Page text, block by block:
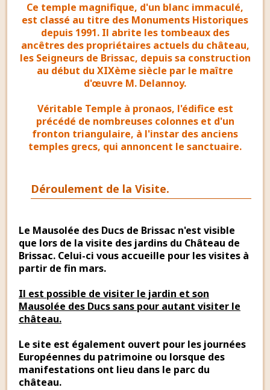
Ce temple magnifique, d'un blanc immaculé,
est classé au titre des Monuments Historiques
depuis 1991. Il abrite les tombeaux des
ancêtres des propriétaires actuels du château,
les Seigneurs de Brissac, depuis sa construction
au début du XIXème siècle par le maître
d'œuvre M. Delannoy.
Véritable Temple à pronaos, l'édifice est
précédé de nombreuses colonnes et d'un
fronton triangulaire, à l'instar des anciens
temples grecs, qui annoncent le sanctuaire.
Déroulement de la Visite.
Le Mausolée des Ducs de Brissac n'est visible
que lors de la visite des jardins du Château de
Brissac. Celui-ci vous accueille pour les visites à
partir de fin mars.
Il est possible de visiter le jardin et son
Mausolée des Ducs sans pour autant visiter le
château.
Le site est également ouvert pour les journées
Européennes du patrimoine ou lorsque des
manifestations ont lieu dans le parc du
château.